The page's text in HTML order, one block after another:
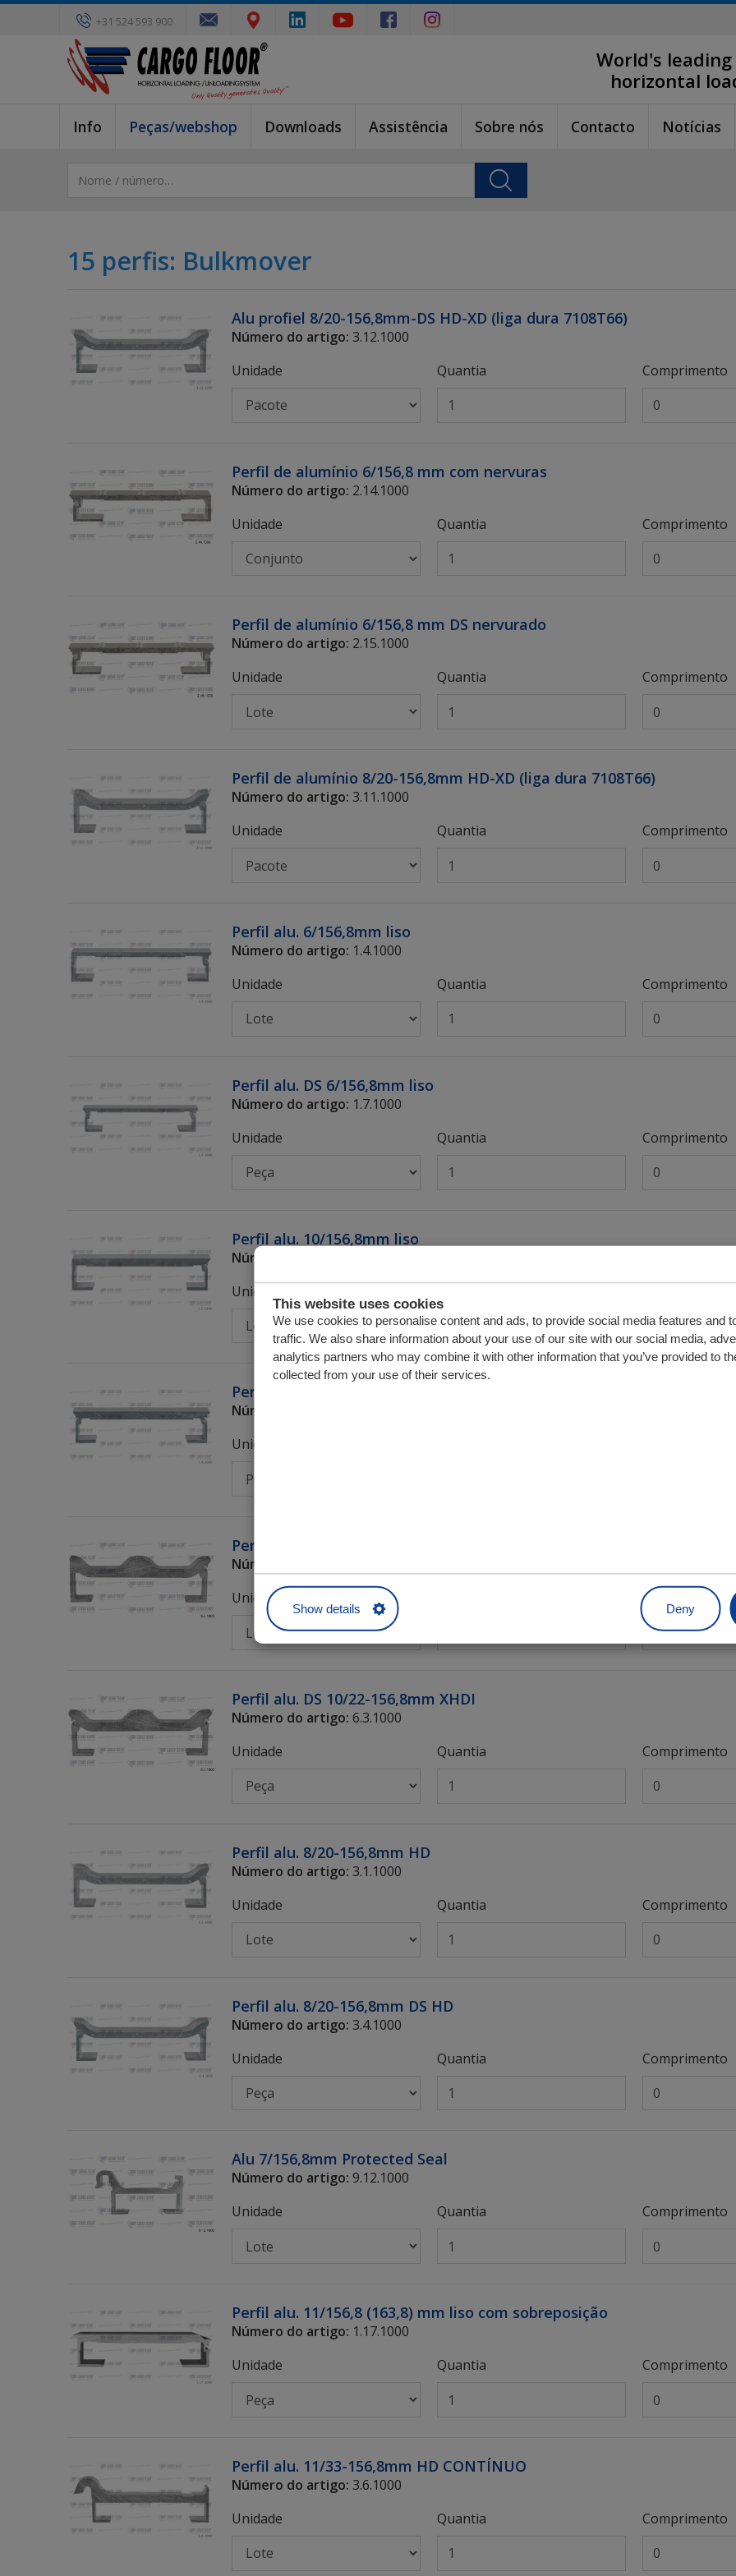
This website uses cookies
We use cookies to personalise content and ads, to provide social media features and
traffic. We also share information about your use of our site with our social media,
analytics partners who may combine it with other information that you’ve provided to
collected from your use of their services.
Show details Deny
+31 524 593 900
World's
horizontal
Info Peças/webshop Downloads Assistência Sobre nós Contacto Notícias
15 perfis: Bulkmover
Alu profiel 8/20-156,8mm-DS HD-XD (liga dura 7108T66)
Número do artigo: 3.12.1000
Unidade
Quantia Comprimento
Perfil de alumínio 6/156,8 mm com nervuras
Número do artigo: 2.14.1000
Unidade
Quantia Comprimento
Perfil de alumínio 6/156,8 mm DS nervurado
Número do artigo: 2.15.1000
Unidade
Quantia Comprimento
Perfil de alumínio 8/20-156,8mm HD-XD (liga dura 7108T66)
Número do artigo: 3.11.1000
Unidade
Quantia Comprimento
Perfil alu. 6/156,8mm liso
Número do artigo: 1.4.1000
Unidade
Quantia Comprimento
Perfil alu. DS 6/156,8mm liso
Número do artigo: 1.7.1000
Unidade
Quantia Comprimento
Perfil alu. 10/156,8mm liso
Número do artigo:
Unidade
Perfil alu. DS 10/156,8mm liso
Número do artigo:
Unidade
Perfil alu. 10/22-156,8mm XHDI
Número do artigo:
Unidade
Comprimento
Perfil alu. DS 10/22-156,8mm XHDI
Número do artigo: 6.3.1000
Unidade
Quantia Comprimento
Perfil alu. 8/20-156,8mm HD
Número do artigo: 3.1.1000
Unidade
Quantia Comprimento
Perfil alu. 8/20-156,8mm DS HD
Número do artigo: 3.4.1000
Unidade
Quantia Comprimento
Alu 7/156,8mm Protected Seal
Número do artigo: 9.12.1000
Unidade
Quantia Comprimento
Perfil alu. 11/156,8 (163,8) mm liso com sobreposição
Número do artigo: 1.17.1000
Unidade
Quantia Comprimento
Perfil alu. 11/33-156,8mm HD CONTÍNUO
Número do artigo: 3.6.1000
Unidade
Quantia Comprimento